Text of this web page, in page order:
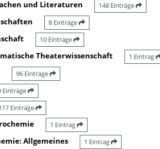
und Literaturen 148 Einträge
8 Einträge
10 Einträge
Theaterwissenschaft 1 Eintrag
96 Einträge
Einträge
Einträge
1 Eintrag
Allgemeines 1 Eintrag